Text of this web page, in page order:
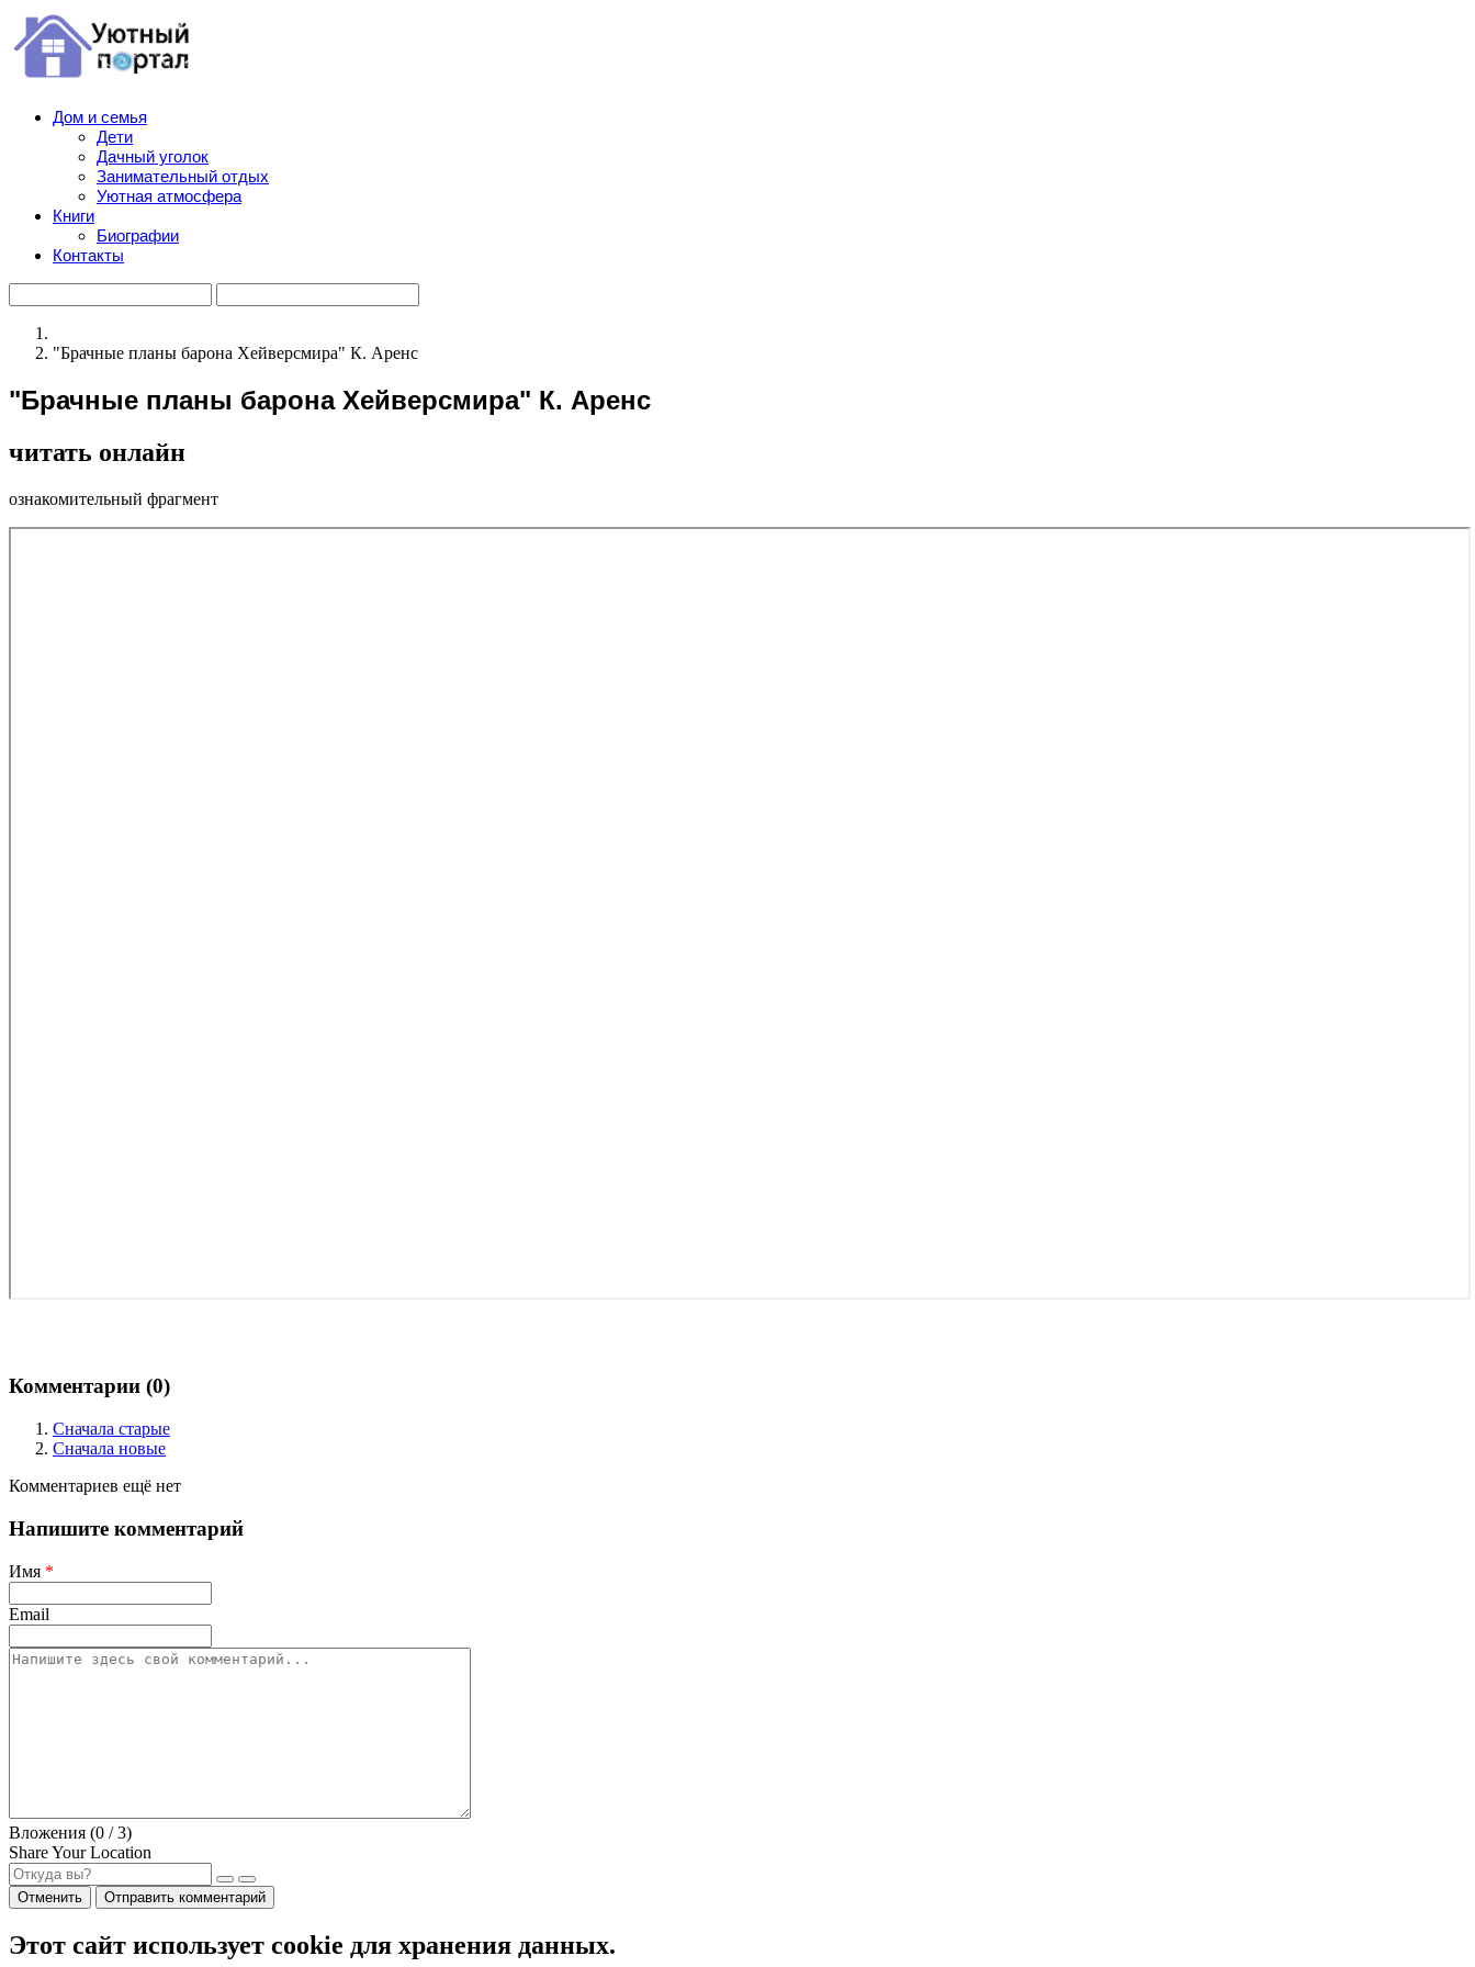
Дом и семья
Дети
Дачный уголок
Занимательный отдых
Уютная атмосфера
Книги
Биографии
Контакты
"Брачные планы барона Хейверсмира" К. Аренс
"Брачные планы барона Хейверсмира" К. Аренс
читать онлайн
ознакомительный фрагмент
Комментарии (0)
Сначала старые
Сначала новые
Комментариев ещё нет
Напишите комментарий
Имя *
Email
Вложения (0 / 3)
Share Your Location
Отменить Отправить комментарий
Этот сайт использует cookie для хранения данных.